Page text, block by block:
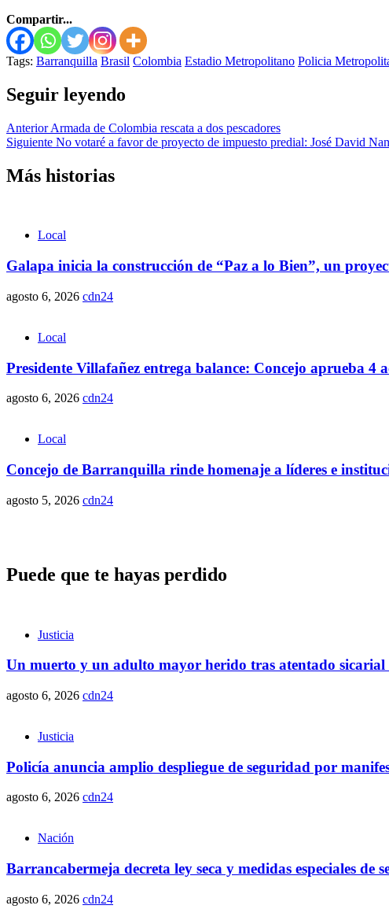
Compartir...
Tags: Barranquilla Brasil Colombia Estadio Metropolitano Policia
Seguir leyendo
AnteriorArmada de Colombia rescata a dos pescadores
Siguiente No votaré a favor de proyecto de impuesto predial: José David
Más historias
Local
Galapa inicia la construcción de “Paz a lo Bien”, un
agosto 6, 2026 cdn24
Local
Presidente Villafañez entrega balance: Concejo aprueba 4
agosto 6, 2026 cdn24
Local
Concejo de Barranquilla rinde homenaje a líderes e
agosto 5, 2026 cdn24
Puede que te hayas perdido
Justicia
Un muerto y un adulto mayor herido tras atentado sicarial
agosto 6, 2026 cdn24
Justicia
Policía anuncia amplio despliegue de seguridad por
agosto 6, 2026 cdn24
Nación
Barrancabermeja decreta ley seca y medidas especiales de
agosto 6, 2026 cdn24